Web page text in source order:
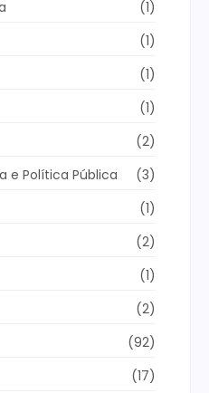
(1)
(1)
(1)
(1)
(2)
e Política Pública
(3)
(1)
(2)
(1)
(2)
(92)
(17)